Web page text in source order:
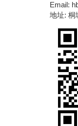
Email:
地址: 桐